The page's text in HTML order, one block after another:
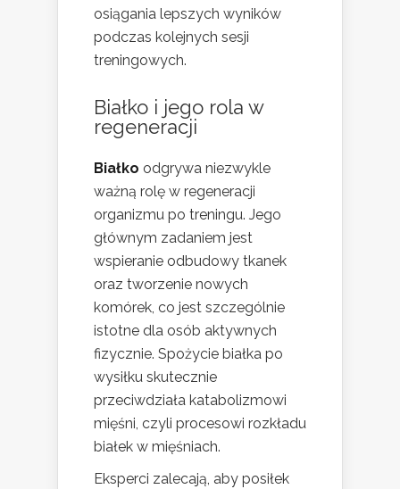
osiągania lepszych wyników
podczas kolejnych sesji
treningowych.
Białko i jego rola w
regeneracji
Białko odgrywa niezwykle
ważną rolę w regeneracji
organizmu po treningu. Jego
głównym zadaniem jest
wspieranie odbudowy tkanek
oraz tworzenie nowych
komórek, co jest szczególnie
istotne dla osób aktywnych
fizycznie. Spożycie białka po
wysiłku skutecznie
przeciwdziała katabolizmowi
mięśni, czyli procesowi rozkładu
białek w mięśniach.
Eksperci zalecają, aby posiłek